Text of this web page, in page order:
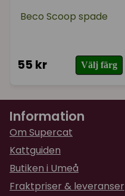
Beco Scoop spade
55 kr Välj färg
Information
Om Supercat
Kattguiden
Butiken i Umeå
Fraktpriser & leveranser